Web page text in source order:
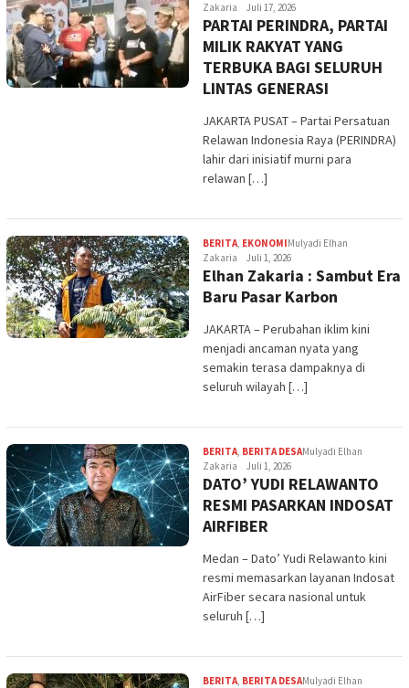
Zakaria
Juli 17, 2026
PARTAI PERINDRA, PARTAI
MILIK RAKYAT YANG
TERBUKA BAGI SELURUH
LINTAS GENERASI
JAKARTA PUSAT – Partai Persatuan
Relawan Indonesia Raya (PERINDRA)
lahir dari inisiatif murni para
relawan […]
BERITA, EKONOMIMulyadi Elhan
Zakaria
Juli 1, 2026
Elhan Zakaria : Sambut Era
Baru Pasar Karbon
JAKARTA – Perubahan iklim kini
menjadi ancaman nyata yang
semakin terasa dampaknya di
seluruh wilayah […]
BERITA, BERITA DESAMulyadi Elhan
Zakaria
Juli 1, 2026
DATO’ YUDI RELAWANTO
RESMI PASARKAN INDOSAT
AIRFIBER
Medan – Dato’ Yudi Relawanto kini
resmi memasarkan layanan Indosat
AirFiber secara nasional untuk
seluruh […]
BERITA, BERITA DESAMulyadi Elhan